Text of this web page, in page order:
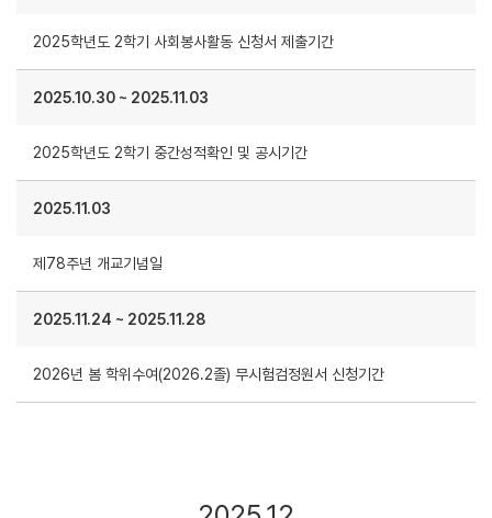
2025학년도 2학기 사회봉사활동 신청서 제출기간
2025.10.30 ~ 2025.11.03
2025학년도 2학기 중간성적확인 및 공시기간
2025.11.03
제78주년 개교기념일
2025.11.24 ~ 2025.11.28
2026년 봄 학위수여(2026.2졸) 무시험검정원서 신청기간